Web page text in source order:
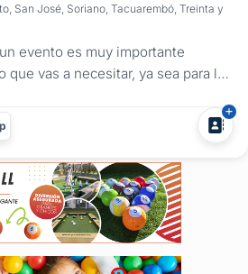
San José, Soriano, Tacuarembó, Treinta y
evento es muy importante
que vas a necesitar, ya sea para la
la solución que estás
de mobiliario para cualquier tipo de